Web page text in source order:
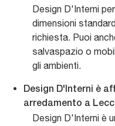
Design D'Interni
dimensioni
richiesta. Puoi
salvaspazio o
gli ambienti.
Design D'Interni è
arredamento a
Design D'Interni è